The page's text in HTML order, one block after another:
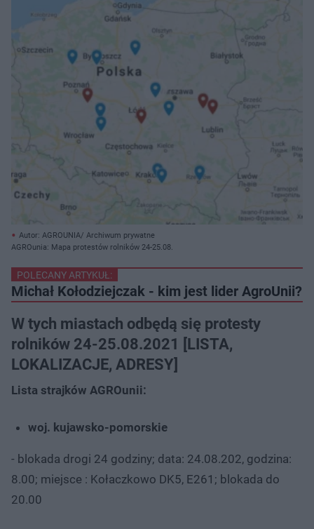
Autor: AGROUNIA/ Archiwum prywatne
AGROunia: Mapa protestów rolników 24-25.08.
POLECANY ARTYKUŁ:
Michał Kołodziejczak - kim jest lider AgroUnii?
W tych miastach odbędą się protesty
rolników 24-25.08.2021 [LISTA,
LOKALIZACJE, ADRESY]
Lista strajków AGROunii:
woj. kujawsko-pomorskie
- blokada drogi 24 godziny; data: 24.08.202, godzina:
8.00; miejsce : Kołaczkowo DK5, E261; blokada do
20.00